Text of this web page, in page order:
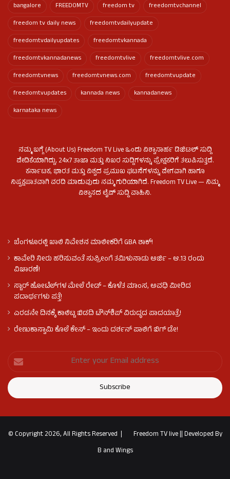
bangalore FREEDOMTV freedom tv
freedomtvchannel
freedom tv daily news
freedomtvdailyupdate
freedomtvdailyupdates
freedomtvkannada
freedomtvkannadanews
freedomtvlive
freedomtvlive.com
freedomtvnews
freedomtvnews.com
freedomtvupdate
freedomtvupdates
kannada news
kannadanews
karnataka news
ನಮ್ಮ ಬಗ್ಗೆ (About Us) Freedom TV Live ಒಂದು ವಿಶ್ವಾಸಾರ್ಹ ಡಿಜಿಟಲ್ ಸುದ್ದಿ
ವೇದಿಕೆಯಾಗಿದ್ದು, 24x7 ತಾಜಾ ಮತ್ತು ನಿಖರ ಸುದ್ದಿಗಳನ್ನು ಪ್ರೇಕ್ಷಕರಿಗೆ ತಲುಪಿಸುತ್ತದೆ.
ಕರ್ನಾಟಕ, ಭಾರತ ಮತ್ತು ವಿಶ್ವದ ಪ್ರಮುಖ ಘಟನೆಗಳನ್ನು ವೇಗವಾಗಿ ಹಾಗೂ
ನಿಷ್ಪಕ್ಷಪಾತವಾಗಿ ವರದಿ ಮಾಡುವುದು ನಮ್ಮ ಗುರಿಯಾಗಿದೆ. Freedom TV Live — ನಿಮ್ಮ
ವಿಶ್ವಾಸದ ಲೈವ್ ಸುದ್ದಿ ವಾಹಿನಿ.
ಬೆಂಗಳೂರಲ್ಲಿ ಖಾಲಿ ನಿವೇಶನ ಮಾಲೀಕರಿಗೆ GBA ಶಾಕ್!
ಕಾವೇರಿ ನೀರು ಹರಿಸುವಂತೆ ಸುಪ್ರೀಂಗೆ ತಮಿಳುನಾಡು ಅರ್ಜಿ – ಆ.13 ರಂದು
ವಿಚಾರಣೆ!
ಸ್ಟಾರ್ ಹೋಟೆಲ್​​​ಗಳ ಮೇಲೆ ರೇಡ್ – ಕೊಳೆತ ಮಾಂಸ, ಅವಧಿ ಮೀರಿದ
ಪದಾರ್ಥಗಳು ಪತ್ತೆ!
ಎರಡನೇ ದಿನಕ್ಕೆ ಕಾಲಿಟ್ಟ ಬಿಡದಿ ಟೌನ್​ಶಿಪ್ ವಿರುದ್ಧದ ಪಾದಯಾತ್ರೆ!
ರೇಣುಕಾಸ್ವಾಮಿ ಕೊಲೆ‌ ಕೇಸ್​ – ಇಂದು ದರ್ಶನ್ ಪಾಲಿಗೆ ಬಿಗ್ ಡೇ!
© Copyright 2026, All Rights Reserved | Freedom TV live||Developed By
B and Wings